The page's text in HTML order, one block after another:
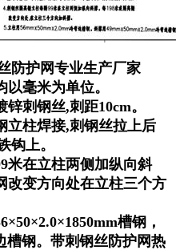
防护网专业生产厂家
毫米为单位。
刺钢丝,刺距10cm。
立柱焊接,刺钢丝拉上后
钩上。
米在立柱两侧加纵向斜
改变方向处在立柱三个方
槽钢，
槽钢。带刺钢丝防护网热